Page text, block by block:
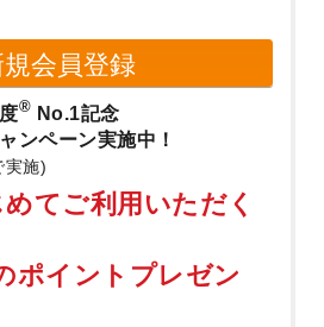
規会員登録
® No.1記念
ンペーン実施中！
実施)
てご利用いただく
ポイントプレゼン